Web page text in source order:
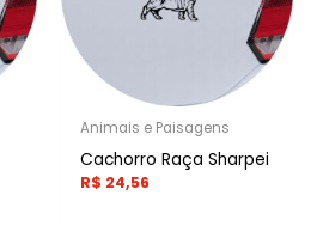
Animais e Paisagens
Cachorro Raça Sharpei
R$ 24,56